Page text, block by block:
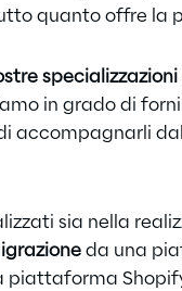
quanto offre la
specializzazioni
in grado di
accompagnarli
sia nella
da una
piattaforma